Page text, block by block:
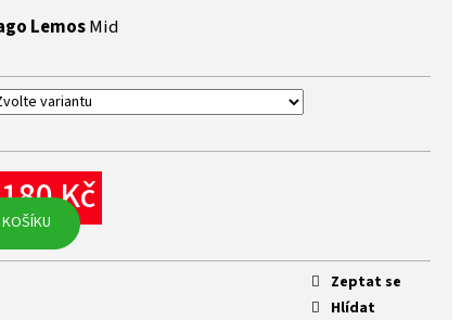
LemosMid
Kč
Zeptat se
Hlídat